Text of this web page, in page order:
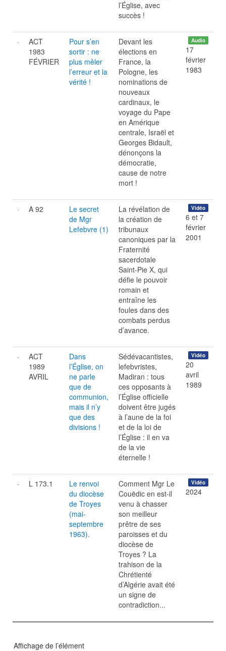
l’Église, avec
succès !
ACT
1983
FÉVRIER
Pour s’en
sortir : ne
plus mêler
l’erreur et la
vérité !
Devant les
élections en
France, la
Pologne, les
nominations de
nouveaux
cardinaux, le
voyage du Pape
en Amérique
centrale, Israël et
Georges Bidault,
dénonçons la
démocratie,
cause de notre
mort !
Audio
17
février
1983
A 92
Le secret
de Mgr
Lefebvre (1)
La révélation de
la création de
tribunaux
canoniques par la
Fraternité
sacerdotale
Saint-Pie X, qui
défie le pouvoir
romain et
entraîne les
foules dans des
combats perdus
d’avance.
Vidéo
6 et 7
février
2001
ACT
1989
AVRIL
Dans
l’Église, on
ne parle
que de
communion,
mais il n’y
que des
divisions !
Sédévacantistes,
lefebvristes,
Madiran : tous
ces opposants à
l’Église officielle
doivent être jugés
à l’aune de la foi
et de la loi de
l’Église : il en va
de la vie
éternelle !
Vidéo
20
avril
1989
L 173.1
Le renvoi
du diocèse
de Troyes
(mai-
septembre
1963).
Comment Mgr Le
Couëdic en est-il
venu à chasser
son meilleur
prêtre de ses
paroisses et du
diocèse de
Troyes ? La
trahison de la
Chrétienté
d’Algérie avait été
un signe de
contradiction...
Vidéo
2024
Affichage de l’élément